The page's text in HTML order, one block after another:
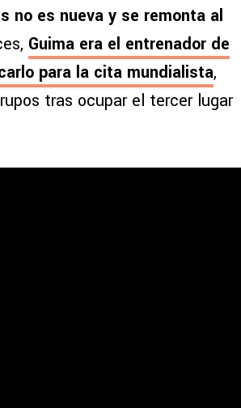
no es nueva y se remonta al
Guima era el entrenador de
para la cita mundialista,
tras ocupar el tercer lugar